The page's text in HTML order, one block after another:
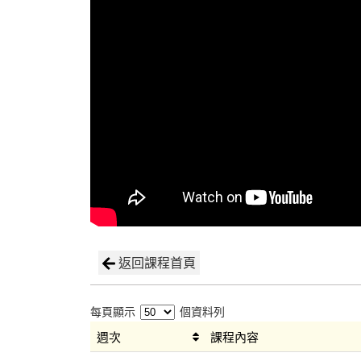
返回課程首頁
每頁顯示 個資料列
週次 課程內容